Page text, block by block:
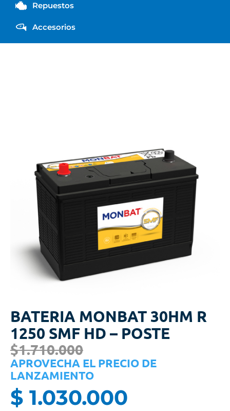
Repuestos
Accesorios
BATERIA MONBAT 30HM R
1250 SMF HD – POSTE
$1.710.000
APROVECHA EL PRECIO DE
LANZAMIENTO
$ 1.030.000